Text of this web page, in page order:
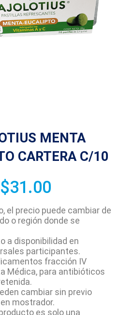
MENTA
CARTERA C/10
$31.00
el precio puede cambiar de
o región donde se
a disponibilidad en
participantes.
fracción IV
Médica, para antibióticos
cambiar sin previo
mostrador.
es solo una